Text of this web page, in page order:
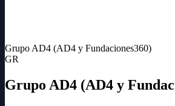
Grupo AD4 (AD4 y Fundaciones360)
GR
Grupo AD4 (AD4 y